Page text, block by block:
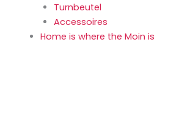
Turnbeutel
Accessoires
Home is where the Moin is